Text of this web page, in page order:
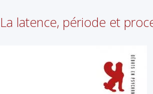
La latence, période et